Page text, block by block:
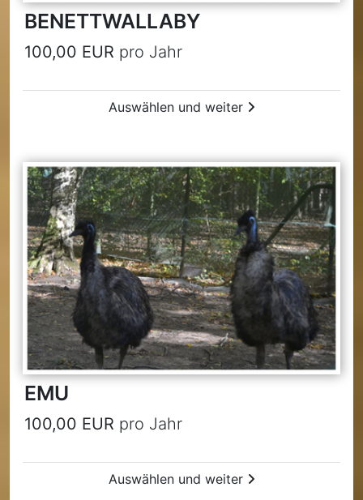
BENETTWALLABY
100,00 EUR pro Jahr
Auswählen und weiter
EMU
100,00 EUR pro Jahr
Auswählen und weiter